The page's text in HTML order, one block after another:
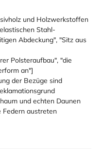
und Holzwerkstoffen
Stahl-
Abdeckung", "Sitz aus
Polsteraufbau", "die
an"]
der Bezüge sind
und echten Daunen
Federn austreten